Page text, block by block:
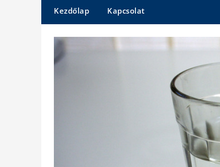
Kezdőlap Kapcsolat